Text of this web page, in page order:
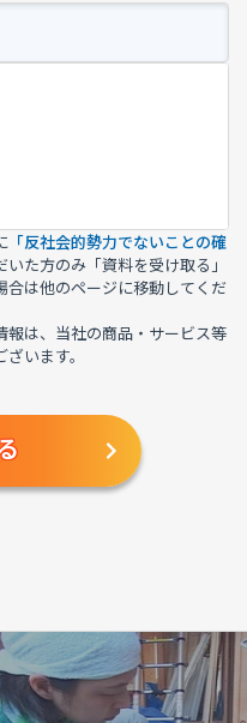
せていただくため
求めになられたサービスをご
や、サービス内容の充実等に
人の同意を得ることなく、個
他の事業者へ個人情報を委託
れた委託先を選定するととも
す。
「反社会的勢力でないことの確
いた方のみ「資料を受け取る」
合は他のページに移動してくだ
は、当社の商品・サービス等
います。